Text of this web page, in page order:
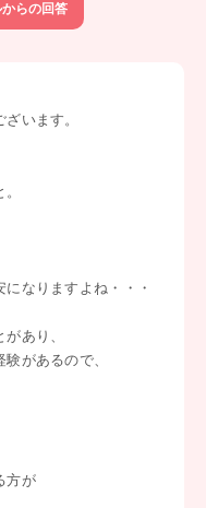
らの回答
います。
なりますよね・・・
あり、
があるので、
方が